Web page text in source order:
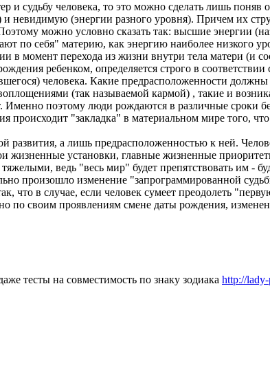
и судьбу человека, то это можно сделать лишь
(энергии разного уровня). Причем их
можно условно сказать так: высшие энергии
по себя" материю, как энергию наиболее низкого
в момент перехода из жизни внутри тела матери (и
ребенком, определяется строго в
человека. Какие предрасположенности должны
(так называемой кармой) , такие и
поэтому люди рождаются в различные сроки
"закладка" в материальном мире того,
развития, а лишь предрасположенностью к ней.
жизненные установки, главные жизненные
ведь "весь мир" будет препятствовать им -
произошло изменение "запрограммированной
что в случае, если человек сумеет преодолеть
по своим проявлениям смене даты рождения,
тесты на совместимость по знаку зодиака http://